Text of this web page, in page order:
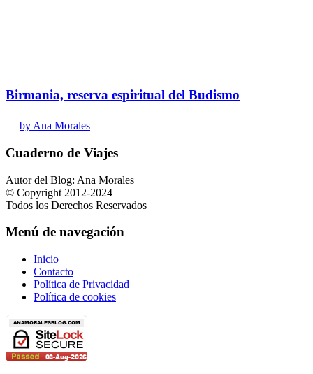
Birmania, reserva espiritual del Budismo
by Ana Morales
Cuaderno de Viajes
Autor del Blog: Ana Morales
© Copyright 2012-2024
Todos los Derechos Reservados
Menú de navegación
Inicio
Contacto
Política de Privacidad
Política de cookies